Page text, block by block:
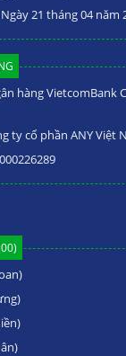
Ngày 21 tháng 04 năm
hàng VietcomBank
ty cổ phần ANY Việt